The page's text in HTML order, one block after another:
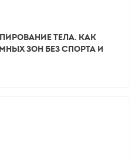
тела. Как
зон без спорта и